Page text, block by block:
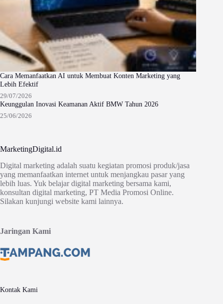
Cara Memanfaatkan AI untuk Membuat Konten Marketing yang
Lebih Efektif
29/07/2026
Keunggulan Inovasi Keamanan Aktif BMW Tahun 2026
25/06/2026
MarketingDigital.id
Digital marketing adalah suatu kegiatan promosi produk/jasa
yang memanfaatkan internet untuk menjangkau pasar yang
lebih luas. Yuk belajar digital marketing bersama kami,
konsultan digital marketing, PT Media Promosi Online.
Silakan kunjungi website kami lainnya.
Jaringan Kami
Kontak Kami